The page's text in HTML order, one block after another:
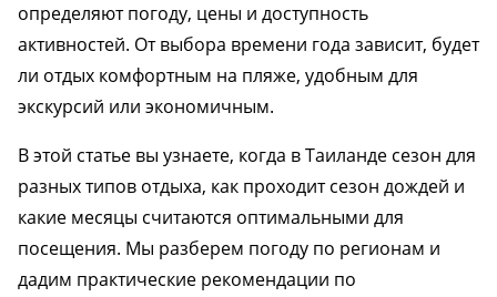
определяют погоду, цены и доступность
активностей. От выбора времени года зависит, будет
ли отдых комфортным на пляже, удобным для
экскурсий или экономичным.
В этой статье вы узнаете, когда в Таиланде сезон для
разных типов отдыха, как проходит сезон дождей и
какие месяцы считаются оптимальными для
посещения. Мы разберем погоду по регионам и
дадим практические рекомендации по